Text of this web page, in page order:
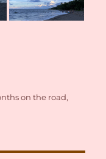
on the road,